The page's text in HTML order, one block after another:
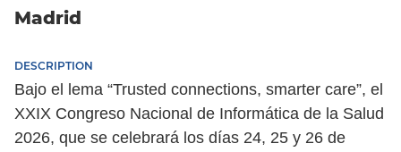
Madrid
DESCRIPTION
Bajo el lema “Trusted connections, smarter care”, el
XXIX Congreso Nacional de Informática de la Salud
2026, que se celebrará los días 24, 25 y 26 de